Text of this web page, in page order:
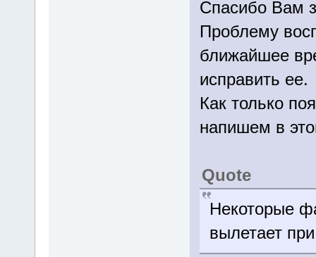
Спасибо Вам
Проблему
ближайшее
исправить ее.
Как только
напишем в
Quote
Некоторые
вылетает